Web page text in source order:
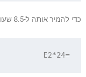
כדי להמיר אותה ל-8.5 שעות, השתמשו בנוסחה:
=E2*24